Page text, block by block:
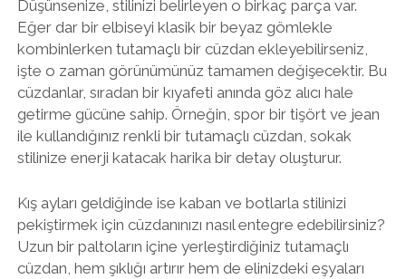
Düşünsenize, stilinizi belirleyen o birkaç parça var.
Eğer dar bir elbiseyi klasik bir beyaz gömlekle
kombinlerken tutamaçlı bir cüzdan ekleyebilirseniz,
işte o zaman görünümünüz tamamen değişecektir. Bu
cüzdanlar, sıradan bir kıyafeti anında göz alıcı hale
getirme gücüne sahip. Örneğin, spor bir tişört ve jean
ile kullandığınız renkli bir tutamaçlı cüzdan, sokak
stilinize enerji katacak harika bir detay oluşturur.
Kış ayları geldiğinde ise kaban ve botlarla stilinizi
pekiştirmek için cüzdanınızı nasıl entegre edebilirsiniz?
Uzun bir paltoların içine yerleştirdiğiniz tutamaçlı
cüzdan, hem şıklığı artırır hem de elinizdeki eşyaları